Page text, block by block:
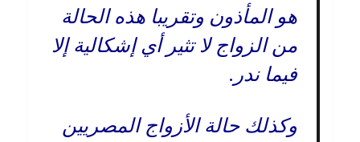
هو المأذون وتقريبا هذه الحالة
من الزواج لا تثير أي إشكالية إلا
فيما ندر.
وكذلك حالة الأزواج المصريين